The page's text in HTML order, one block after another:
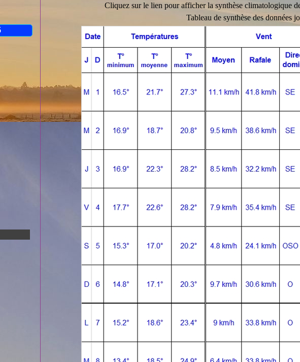
Cliquez sur le lien pour afficher la synthèse climatologique
Tableau de synthèse des données